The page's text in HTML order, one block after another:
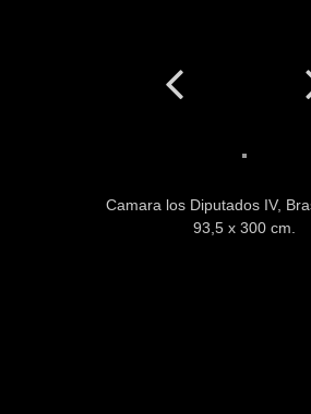
Camara los Diputados IV,
93,5 x 300 cm.